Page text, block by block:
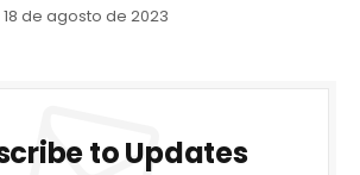
18 de agosto de 2023
to Updates